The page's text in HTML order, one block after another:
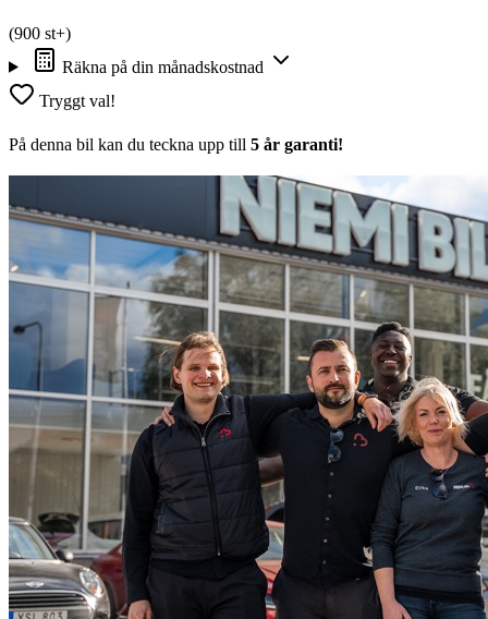
(900 st+)
Räkna på din månadskostnad
Tryggt val!
På denna bil kan du teckna upp till 5 år garanti!